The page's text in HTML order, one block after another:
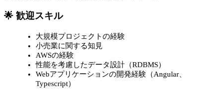
🌟 歓迎スキル
大規模プロジェクトの経験
小売業に関する知見
AWSの経験
性能を考慮したデータ設計（RDBMS）
Webアプリケーションの開発経験（Angular、
Typescript）